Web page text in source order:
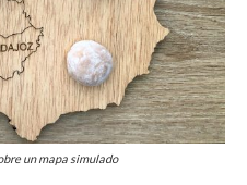
un mapa simulado